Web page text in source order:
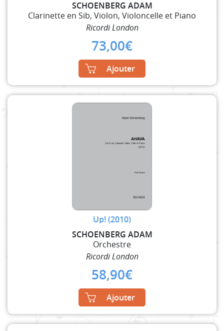
SCHOENBERG ADAM
Clarinette en Sib, Violon, Violoncelle et Piano
Ricordi London
73,00€
Ajouter
Up! (2010)
SCHOENBERG ADAM
Orchestre
Ricordi London
58,90€
Ajouter